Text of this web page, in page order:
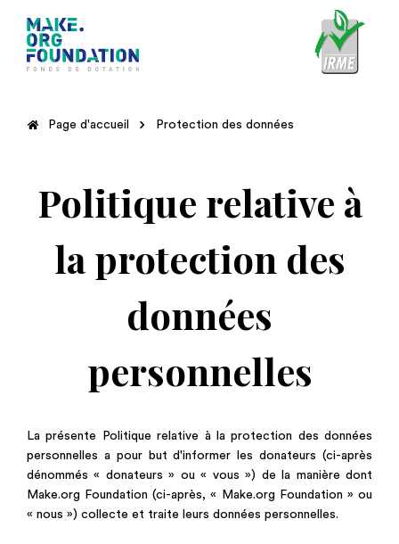
Page d'accueil Protection des données
Politique relative à
la protection des
données
personnelles
La présente Politique relative à la protection des données
personnelles a pour but d'informer les donateurs (ci-après
dénommés « donateurs » ou « vous ») de la manière dont
Make.org Foundation (ci-après, « Make.org Foundation » ou
« nous ») collecte et traite leurs données personnelles.